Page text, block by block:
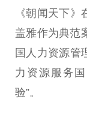
《朝闻天下
盖雅作为典范
国人力资源管
力资源服务
验”。